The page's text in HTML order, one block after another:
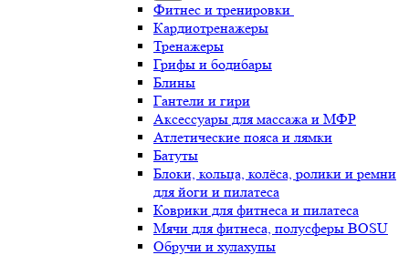
Фитнес и тренировки
Кардиотренажеры
Тренажеры
Грифы и бодибары
Блины
Гантели и гири
Аксессуары для массажа и МФР
Атлетические пояса и лямки
Батуты
Блоки, кольца, колёса, ролики и ремни
для йоги и пилатеса
Коврики для фитнеса и пилатеса
Мячи для фитнеса, полусферы BOSU
Обручи и хулахупы